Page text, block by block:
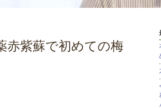
赤紫蘇で初めての梅